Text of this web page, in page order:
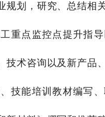
规划，研究、总结相
重点监控点提升指
技术咨询以及新产品
技能培训教材编写